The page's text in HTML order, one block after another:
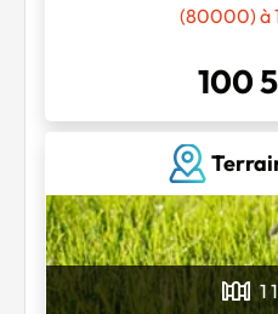
(80000) à
100
1